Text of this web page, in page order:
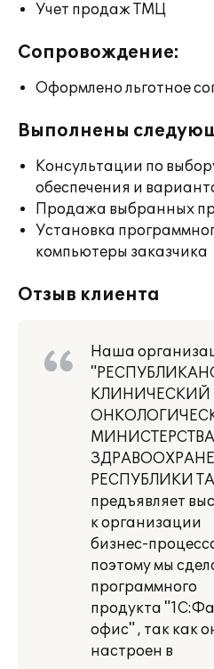
Учет продаж ТМЦ
Сопровождение:
Оформлено льготное
Выполнены
Консультации по
обеспечения и
Продажа выбранных
Установка
компьютеры заказчика
Отзыв клиента
Наша
КЛИНИЧЕСКИЙ
МИНИСТЕРСТВА
РЕСПУБЛИКИ
предъявляет
к организации
бизнес-
поэтому мы
программного
продукта
офис" , так как
настроен в